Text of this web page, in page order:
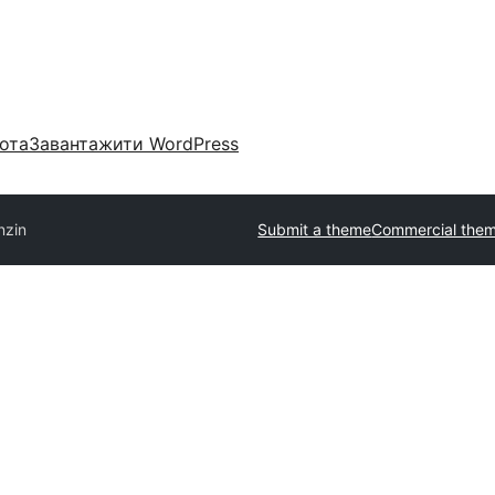
Завантажити WordPress
Submit a themeCommercial